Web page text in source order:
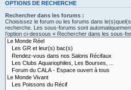
OPTIONS DE RECHERCHE
Rechercher dans les forums :
Choisissez le forum ou les forums dans
recherche. Les sous-forums sont
l’option ci-dessous « Rechercher dans les sous-